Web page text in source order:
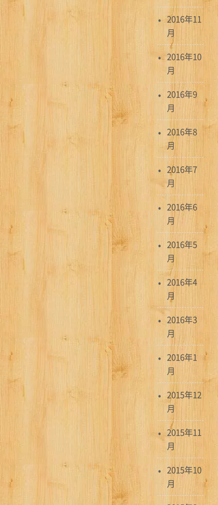
2016年11
月
2016年10
月
2016年9
月
2016年8
月
2016年7
月
2016年6
月
2016年5
月
2016年4
月
2016年3
月
2016年1
月
2015年12
月
2015年11
月
2015年10
月